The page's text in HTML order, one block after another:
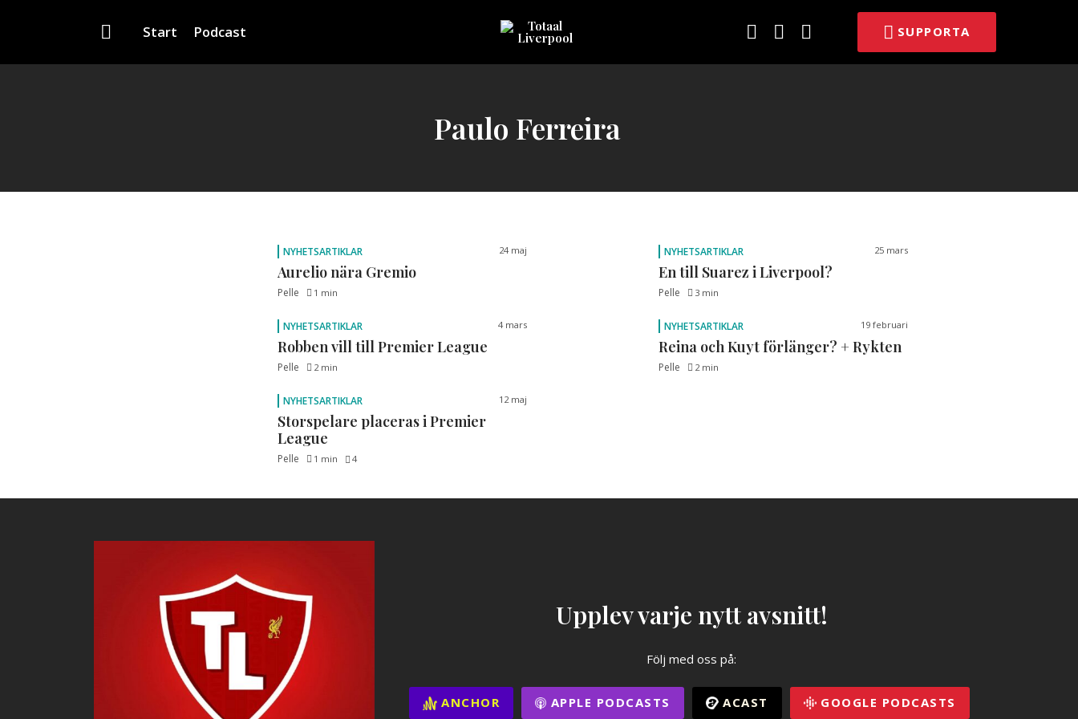
största
magazine!
Start Podcast E-
post
FacebookTwitter SUPPORTA
Paulo Ferreira
NYHETSARTIKLAR 24 maj
Aurelio nära Gremio
Pelle 1 min
NYHETSARTIKLAR 25 mars
En till Suarez i Liverpool?
Pelle 3 min
NYHETSARTIKLAR 4 mars
Robben vill till Premier League
Pelle 2 min
NYHETSARTIKLAR 19 februari
Reina och Kuyt förlänger? + Rykten
Pelle 2 min
NYHETSARTIKLAR 12 maj
Storspelare placeras i Premier
League
Pelle 1 min 4
Upplev varje nytt avsnitt!
Följ med oss på:
ANCHOR APPLE PODCASTS ACAST GOOGLE PODCASTS